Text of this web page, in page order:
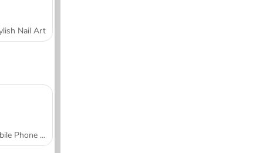
Nail Art
Mobile Phone Case Design & DIY